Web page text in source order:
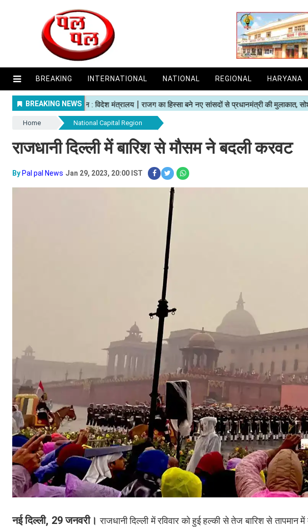
BREAKING INTERNATIONAL NATIONAL REGIONAL HARYANA
Home National Capital Region
राजधानी दिल्ली में बारिश से मौसम ने बदली करवट
By Pal pal News Jan 29, 2023, 20:00 IST
नई दिल्ली, 29 जनवरी।राजधानी दिल्ली में रविवार को हुई हल्की से तेज बारिश से